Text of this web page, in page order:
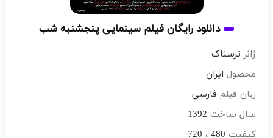
دانلود رایگان فیلم سینمایی پنجشنبه شب
ژانر ترسناک
محصول ایران
زبان فیلم فارسی
سال ساخت 1392
کیفیت 480 ، 720